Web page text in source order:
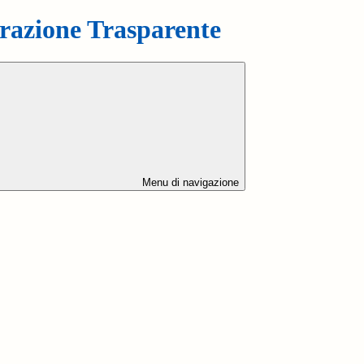
Trasparente
Menu di navigazione